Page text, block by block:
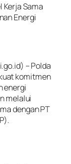
Kerja Sama
Energi
– Polda
komitmen
energi
melalui
dengan PT